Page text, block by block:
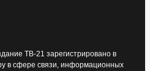
ТВ-21 зарегистрировано в
в сфере связи, информационных